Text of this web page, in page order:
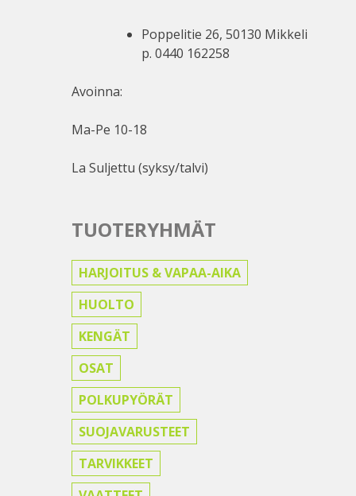
Poppelitie 26, 50130 Mikkeli
p. 0440 162258
Avoinna:
Ma-Pe 10-18
La Suljettu (syksy/talvi)
TUOTERYHMÄT
HARJOITUS & VAPAA-AIKA
HUOLTO
KENGÄT
OSAT
POLKUPYÖRÄT
SUOJAVARUSTEET
TARVIKKEET